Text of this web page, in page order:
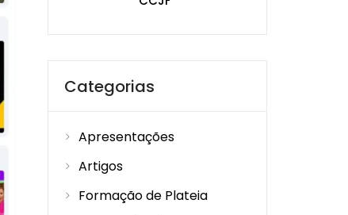
Categorias
Apresentações
Artigos
Formação de Plateia